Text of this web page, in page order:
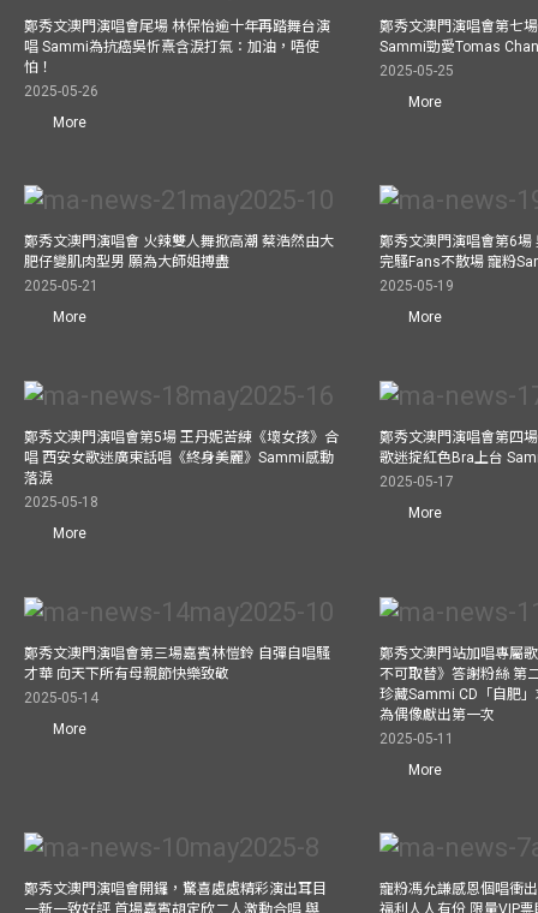
鄭秀文澳門演唱會尾場 林保怡逾十年再踏舞台演
唱 Sammi為抗癌吳忻熹含淚打氣：加油，唔使
怕！
2025-05-26
More
鄭秀文澳門演唱會第七
Sammi勁愛Tomas
2025-05-25
More
鄭秀文澳門演唱會 火辣雙人舞掀高潮 蔡浩然由大
肥仔變肌肉型男 願為大師姐搏盡
2025-05-21
More
鄭秀文澳門演唱會第6場
完騷Fans不散場 寵粉
2025-05-19
More
鄭秀文澳門演唱會第5場 王丹妮苦練《壞女孩》合
唱 西安女歌迷廣東話唱《終身美麗》Sammi感動
落淚
2025-05-18
More
鄭秀文澳門演唱會第四
歌迷掟紅色Bra上台
2025-05-17
More
鄭秀文澳門演唱會第三場嘉賓林愷鈴 自彈自唱騷
才華 向天下所有母親節快樂致敬
2025-05-14
More
鄭秀文澳門站加唱專屬
不可取替》答謝粉絲 第
珍藏Sammi CD「自肥
為偶像獻出第一次
2025-05-11
More
鄭秀文澳門演唱會開鑼，驚喜處處精彩演出耳目
寵粉馮允謙感恩個唱衝